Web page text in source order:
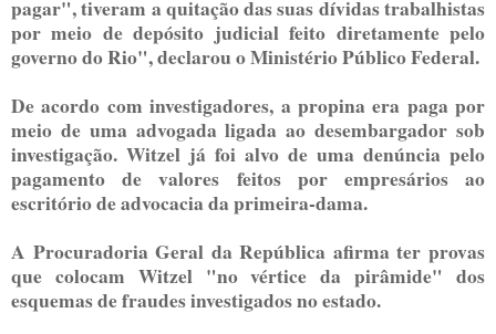
pagar", tiveram a quitação das suas dívidas trabalhistas
por meio de depósito judicial feito diretamente pelo
governo do Rio", declarou o Ministério Público Federal.
De acordo com investigadores, a propina era paga por
meio de uma advogada ligada ao desembargador sob
investigação. Witzel já foi alvo de uma denúncia pelo
pagamento de valores feitos por empresários ao
escritório de advocacia da primeira-dama.
A Procuradoria Geral da República afirma ter provas
que colocam Witzel "no vértice da pirâmide" dos
esquemas de fraudes investigados no estado.